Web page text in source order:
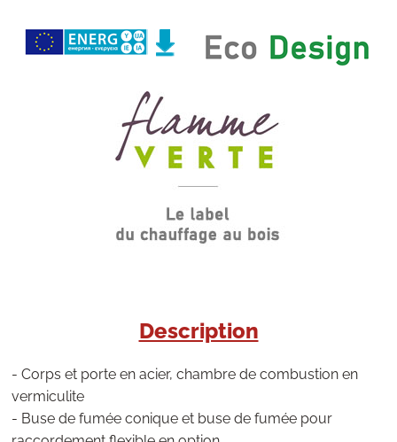
Description
- Corps et porte en acier, chambre de combustion en
vermiculite
- Buse de fumée conique et buse de fumée pour